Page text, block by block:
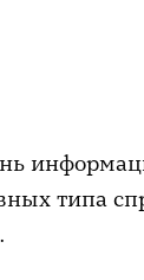
типа